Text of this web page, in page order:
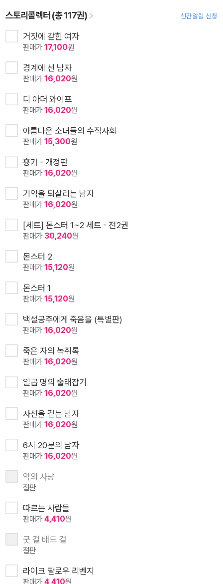
스토리콜렉터 (총 117권) 신간알림 신청
거짓에 갇힌 여자
판매가17,100원
경계에 선 남자
판매가16,020원
디 아더 와이프
판매가16,020원
아름다운 소녀들의 수직사회
판매가15,300원
흉가 - 개정판
판매가16,020원
기억을 되살리는 남자
판매가16,020원
[세트] 몬스터 1~2 세트 - 전2권
판매가 30,240원
몬스터 2
판매가15,120원
몬스터 1
판매가15,120원
백설공주에게 죽음을 (특별판)
판매가16,020원
죽은 자의 녹취록
판매가16,020원
일곱 명의 술래잡기
판매가16,020원
사선을 걷는 남자
판매가16,020원
6시 20분의 남자
판매가16,020원
악의 사냥
절판
따르는 사람들
판매가4,410원
굿 걸 배드 걸
절판
라이크 팔로우 리벤지
판매가4,410원